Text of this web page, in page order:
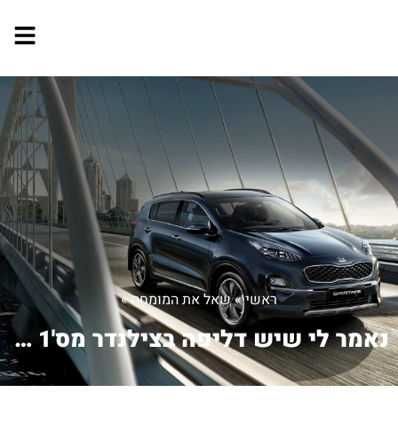
ראשי»שאל את המומחה»
נאמר לי שיש דליפה בצילנדר מס'1 ולכן י...